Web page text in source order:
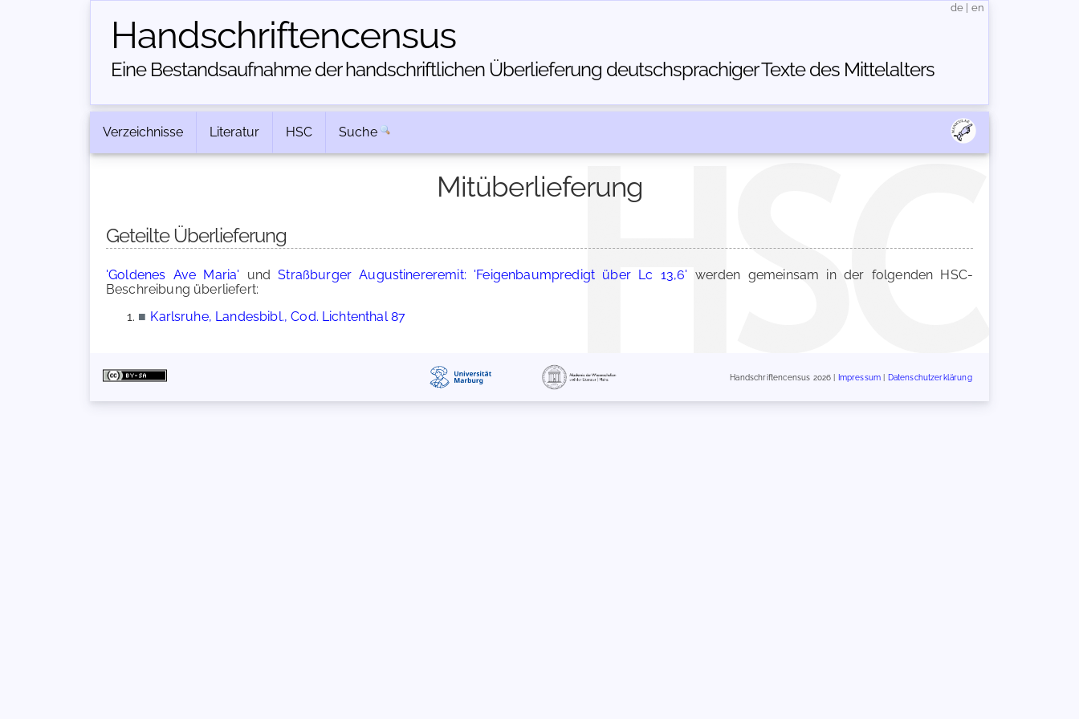
Handschriften­census
Eine Bestandsaufnahme der handschriftlichen Über­lieferung deutschsprachiger Texte des Mittelalters
de en
Verzeichnisse Literatur HSC Suche
Mitüberlieferung
Geteilte Überlieferung
'Goldenes Ave Maria' undStraßburger Augustinereremit: 'Feigenbaumpredigt über Lc 13,6' werden gemeinsam in der folgenden HSC-
Beschreibung überliefert:
■ Karlsruhe, Landesbibl., Cod. Lichtenthal 87
Handschriftencensus 2026 | Impressum Datenschutzerklärung